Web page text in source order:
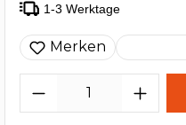
1-3 Werktage
Merken